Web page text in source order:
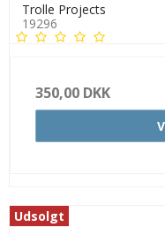
Trolle Projects
19296
350,00 DKK
Udsolgt